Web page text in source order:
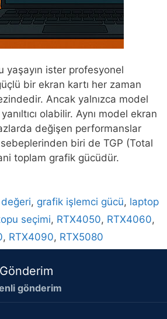
yaşayın ister profesyonel
bir ekran kartı her zaman
Ancak yalnızca model
olabilir. Aynı model ekran
değişen performanslar
sebeplerinden biri de TGP (Total
toplam grafik gücüdür.
, grafik işlemci gücü, laptop
seçimi, RTX4050, RTX4060,
, RTX4090, RTX5080
gönderim